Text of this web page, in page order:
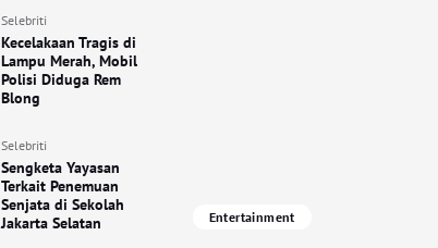
Selebriti
Kecelakaan Tragis di
Lampu Merah, Mobil
Polisi Diduga Rem
Blong
Selebriti
Sengketa Yayasan
Terkait Penemuan
Senjata di Sekolah
Jakarta Selatan
Entertainment